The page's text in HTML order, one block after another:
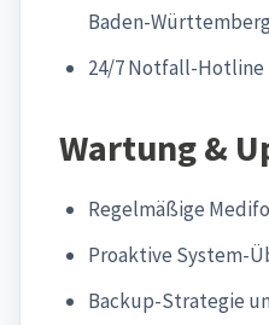
Baden-Württemberg
24/7 Notfall-Hotline
Wartung &
Regelmäßige
Proaktive System-
Backup-Strategie